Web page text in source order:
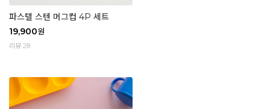
파스텔 스텐 머그컵 4P 세트
19,900원
리뷰 28